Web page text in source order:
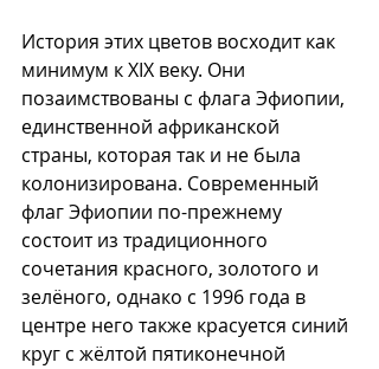
История этих цветов восходит как
минимум к XIX веку. Они
позаимствованы с флага Эфиопии,
единственной африканской
страны, которая так и не была
колонизирована. Современный
флаг Эфиопии по-прежнему
состоит из традиционного
сочетания красного, золотого и
зелёного, однако с 1996 года в
центре него также красуется синий
круг с жёлтой пятиконечной